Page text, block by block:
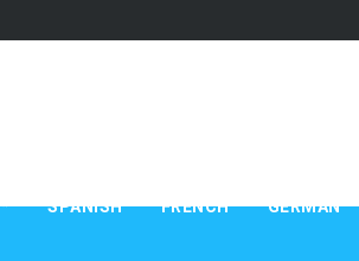
GERMAN
FRENCH
SPANISH
*